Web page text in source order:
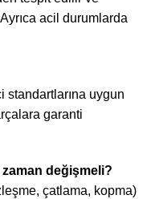
acil durumlarda
standartlarına uygun
garanti
değişmeli?
çatlama, kopma)